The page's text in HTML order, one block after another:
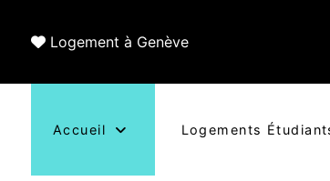
Logement à Genève
Accueil Logements